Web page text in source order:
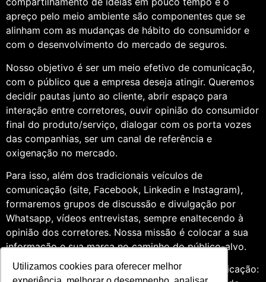
Utilizamos cookies para oferecer melhor
apreço pelo meio ambiente são componentes que se
alinham com as mudanças de hábito do consumidor e
com o desenvolvimento do mercado de seguros.
Nosso objetivo é ser um meio efetivo de comunicação,
com o público que a empresa deseja atingir. Queremos
decidir pautas junto ao cliente, abrir espaço para
interação entre corretores, ouvir opinião do consumidor
final do produto/serviço, dialogar com os porta vozes
das companhias, ser um canal de referência e
oxigenação no mercado.
Para isso, além dos tradicionais veículos de
comunicação (site, Facebook, Linkedin e Instagram),
formaremos grupos de discussão e divulgação por
Whatsapp, vídeos entrevistas, sempre enaltecendo à
opinião dos corretores. Nossa missão é colocar a sua
informação e sua marca no caminho do público-alvo.
Somos profissionais formados na área de comunicação: